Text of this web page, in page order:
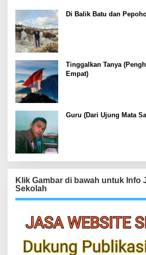
Di Balik Batu dan
Tinggalkan Tanya
Empat)
Guru (Dari Ujung Mata
Klik Gambar di bawah untuk Info
Sekolah